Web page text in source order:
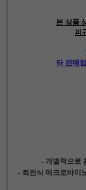
본 상품
피
타 판매
- 개별적으로
- 회전식 매크로바이